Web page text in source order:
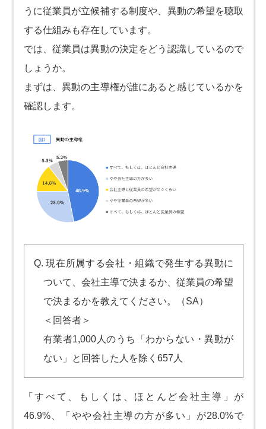
うに従業員が立候補する制度や、異動の希望を聴取
する仕組みも存在しています。
では、従業員は異動の決定をどう認識しているので
しょうか。
まずは、異動の主導権が誰にあると感じているかを
確認します。
Q. 現在所属する会社・組織で発生する異動に
ついて、会社主導で決まるか、従業員の希望
で決まるかを教えてください。（SA）
＜回答者＞
有業者1,000人のうち「わからない・異動が
ない」と回答した人を除く657人
「すべて、もしくは、ほとんど会社主導」が
46.9%、「やや会社主導の方が多い」が28.0%で